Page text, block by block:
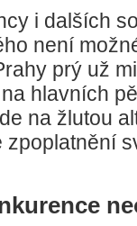
i dalších
není
prý už
hlavních
na žlutou
zpoplatnění